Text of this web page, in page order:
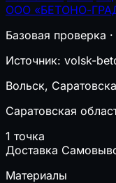
ООО «БЕТОНО-
Базовая проверка
Источник: volsk-
Вольск,
Саратовская
1 точка
Доставка
Материалы